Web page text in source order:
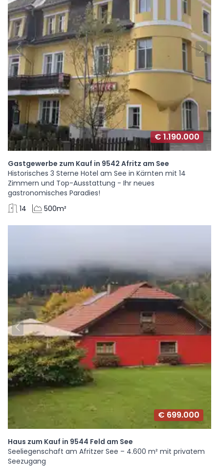
€ 1.190.000
Gastgewerbe zum Kauf in 9542 Afritz am See
Historisches 3 Sterne Hotel am See in Kärnten mit 14
Zimmern und Top-Ausstattung - Ihr neues
gastronomisches Paradies!
14
500m²
€ 699.000
Haus zum Kauf in 9544 Feld am See
Seeliegenschaft am Afritzer See – 4.600 m² mit privatem
Seezugang